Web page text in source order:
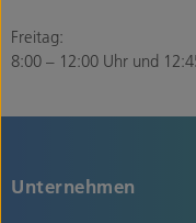
Freitag:
8:00 – 12:00 Uhr und
Unternehmen